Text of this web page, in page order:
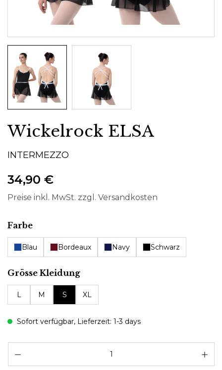
Wickelrock ELSA
INTERMEZZO
34,90 €
Preise inkl. MwSt. zzgl. Versandkosten
Farbeauswählen
Blau Bordeaux Navy Schwarz
Grösse Kleidungauswählen
L M S XL
Sofort verfügbar, Lieferzeit: 1-3 days